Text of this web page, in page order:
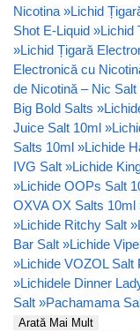
Nicotina »Lichid
Shot E-Liquid »Lichid
»Lichid Țigară
Electronică cu
de Nicotină – Nic Salt
Big Bold Salts »
Juice Salt 10ml »
Salts 10ml »Lichide
IVG Salt »Lichide
»Lichide OOPs Salt
OXVA OX Salts 10ml
»Lichide Ritchy Salt »
Bar Salt »Lichide
»Lichide VOZOL Salt
»Lichidele Dinner
Salt »Pachamama
Arată Mai Mult